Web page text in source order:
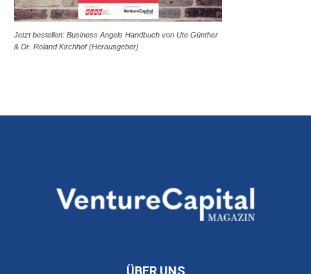
Jetzt bestellen: Business Angels Handbuch von Ute Günther
& Dr. Roland Kirchhof (Herausgeber)
ÜBER UNS